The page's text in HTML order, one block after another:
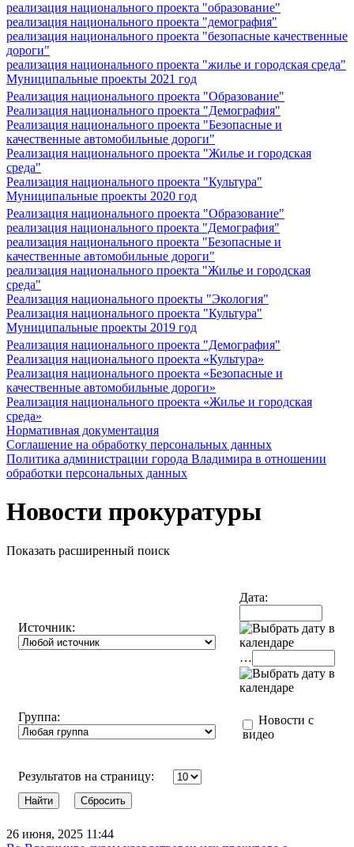
реализация национального проекта "образование"
реализация национального проекта "демография"
реализация национального проекта "безопасные качественные
дороги"
реализация национального проекта "жилье и городская среда"
Муниципальные проекты 2021 год
Реализация национального проекта "Образование"
Реализация национального проекта "Демография"
Реализация национального проекта "Безопасные и
качественные автомобильные дороги"
Реализация национального проекта "Жилье и городская
среда"
Реализация национального проекта "Культура"
Муниципальные проекты 2020 год
Реализация национального проекта "Образование"
реализация национального проекта "Демография"
реализация национального проекта "Безопасные и
качественные автомобильные дороги"
реализация национального проекта "Жилье и городская
среда"
Реализация национального проекты "Экология"
Реализация национального проекта "Культура"
Муниципальные проекты 2019 год
Реализация национального проекта "Демография"
Реализация национального проекта «Культура»
Реализация национального проекта «Безопасные и
качественные автомобильные дороги»
Реализация национального проекта «Жилье и городская
среда»
Нормативная документация
Соглашение на обработку персональных данных
Политика администрации города Владимира в отношении
обработки персональных данных
Новости прокуратуры
Показать расширенный поиск
Источник:
Дата:
…
Группа:
Новости с
видео
Результатов на страницу:
26 июня, 2025 11:44